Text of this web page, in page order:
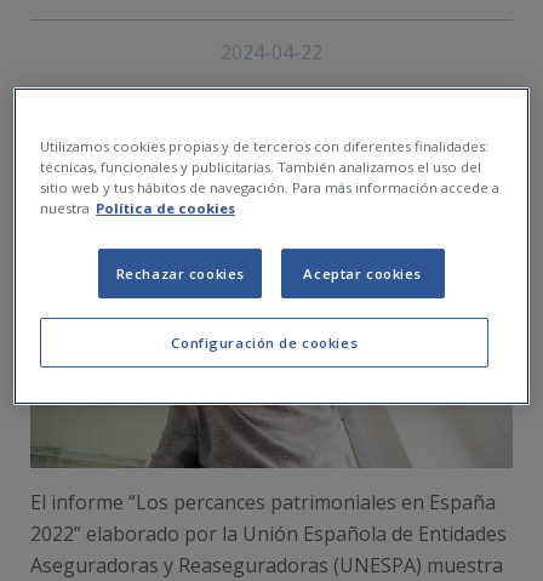
2024-04-22
El informe “Los percances patrimoniales en España
2022” elaborado por la Unión Española de Entidades
Aseguradoras y Reaseguradoras (UNESPA) muestra
Utilizamos cookies propias y de terceros con diferentes finalidades:
técnicas, funcionales y publicitarias. También analizamos el uso del
sitio web y tus hábitos de navegación. Para más información accede a
nuestra Política de cookies
Configuración de cookies
Rechazar cookies Aceptar cookies